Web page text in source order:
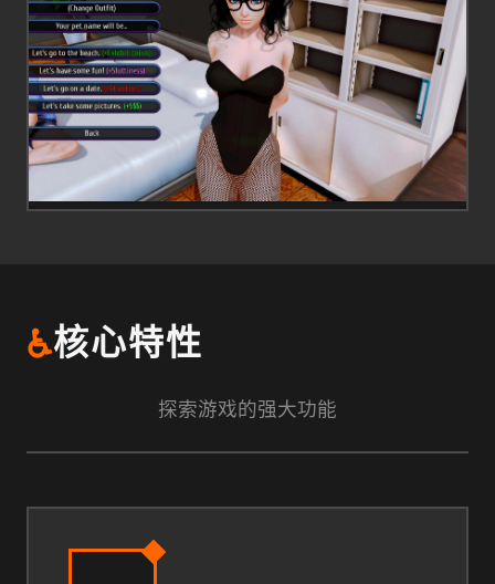
♿核心特性
探索游戏的强大功能